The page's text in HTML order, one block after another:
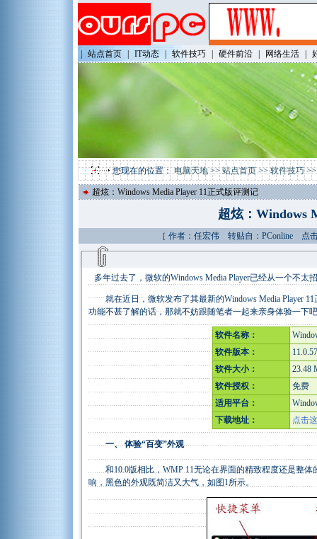
站点首页 IT动态 软件技巧 硬件前沿 网络生活
您现在的位置：电脑天地>>站点首页>>软件技巧
超炫：Windows Media Player 11正式版评测记
超炫：Windows
［ 作者：任宏伟 转贴自：PConline 点
多年过去了，微软的Windows Media Player已经从一个不
就在近日，微软发布了其最新的Windows Media Player 11
功能不甚了解的话，那就不妨跟随笔者一起来亲身体验一下
软件名称：
软件版本：
软件大小：
23.48
软件授权：
免费
适用平台：
下载地址：
点击
一、 体验“百变”外观
和10.0版相比，WMP 11无论在界面的精致程度还是整体
响，黑色的外观既简洁又大气，如图1所示。